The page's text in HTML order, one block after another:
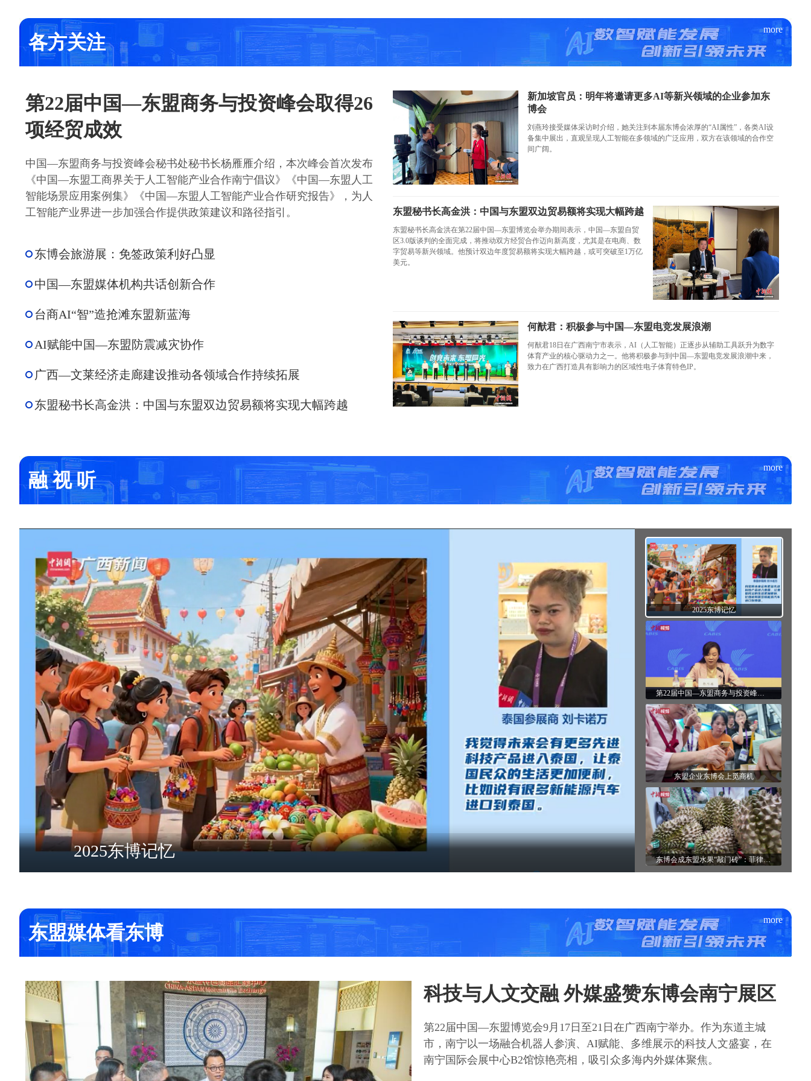
各方关注
more
第22届中国—东盟商务与投资峰会取得26
项经贸成效
中国—东盟商务与投资峰会秘书处秘书长杨雁雁介绍，本次峰会首次发布
《中国—东盟工商界关于人工智能产业合作南宁倡议》《中国—东盟人工
智能场景应用案例集》《中国—东盟人工智能产业合作研究报告》，为人
工智能产业界进一步加强合作提供政策建议和路径指引。
东博会旅游展：免签政策利好凸显
中国—东盟媒体机构共话创新合作
台商AI“智”造抢滩东盟新蓝海
AI赋能中国—东盟防震减灾协作
广西—文莱经济走廊建设推动各领域合作持续拓展
东盟秘书长高金洪：中国与东盟双边贸易额将实现大幅跨越
新加坡官员：明年将邀请更多AI等新兴领域的企业参加东
博会
刘燕玲接受媒体采访时介绍，她关注到本届东博会浓厚的“AI属性”，各类AI设
备集中展出，直观呈现人工智能在多领域的广泛应用，双方在该领域的合作空
间广阔。
东盟秘书长高金洪：中国与东盟双边贸易额将实现大幅跨越
东盟秘书长高金洪在第22届中国—东盟博览会举办期间表示，中国—东盟自贸
区3.0版谈判的全面完成，将推动双方经贸合作迈向新高度，尤其是在电商、数
字贸易等新兴领域。他预计双边年度贸易额将实现大幅跨越，或可突破至1万亿
美元。
何猷君：积极参与中国—东盟电竞发展浪潮
何猷君18日在广西南宁市表示，AI（人工智能）正逐步从辅助工具跃升为数字
体育产业的核心驱动力之一。他将积极参与到中国—东盟电竞发展浪潮中来，
致力在广西打造具有影响力的区域性电子体育特色IP。
融 视 听
more
第22届中国—东盟商务与投资峰会闭幕：人工智能点亮合作商机
2025东博记忆
第22届中国—东盟商务与投资峰会闭幕：人工智能点亮合作商机
东盟企业东博会上觅商机
东博会成东盟水果“敲门砖”：菲律宾榴莲凭错峰产季破局
东盟媒体看东博
more
科技与人文交融 外媒盛赞东博会南宁展区
第22届中国—东盟博览会9月17日至21日在广西南宁举办。作为东道主城
市，南宁以一场融合机器人参演、AI赋能、多维展示的科技人文盛宴，在
南宁国际会展中心B2馆惊艳亮相，吸引众多海内外媒体聚焦。